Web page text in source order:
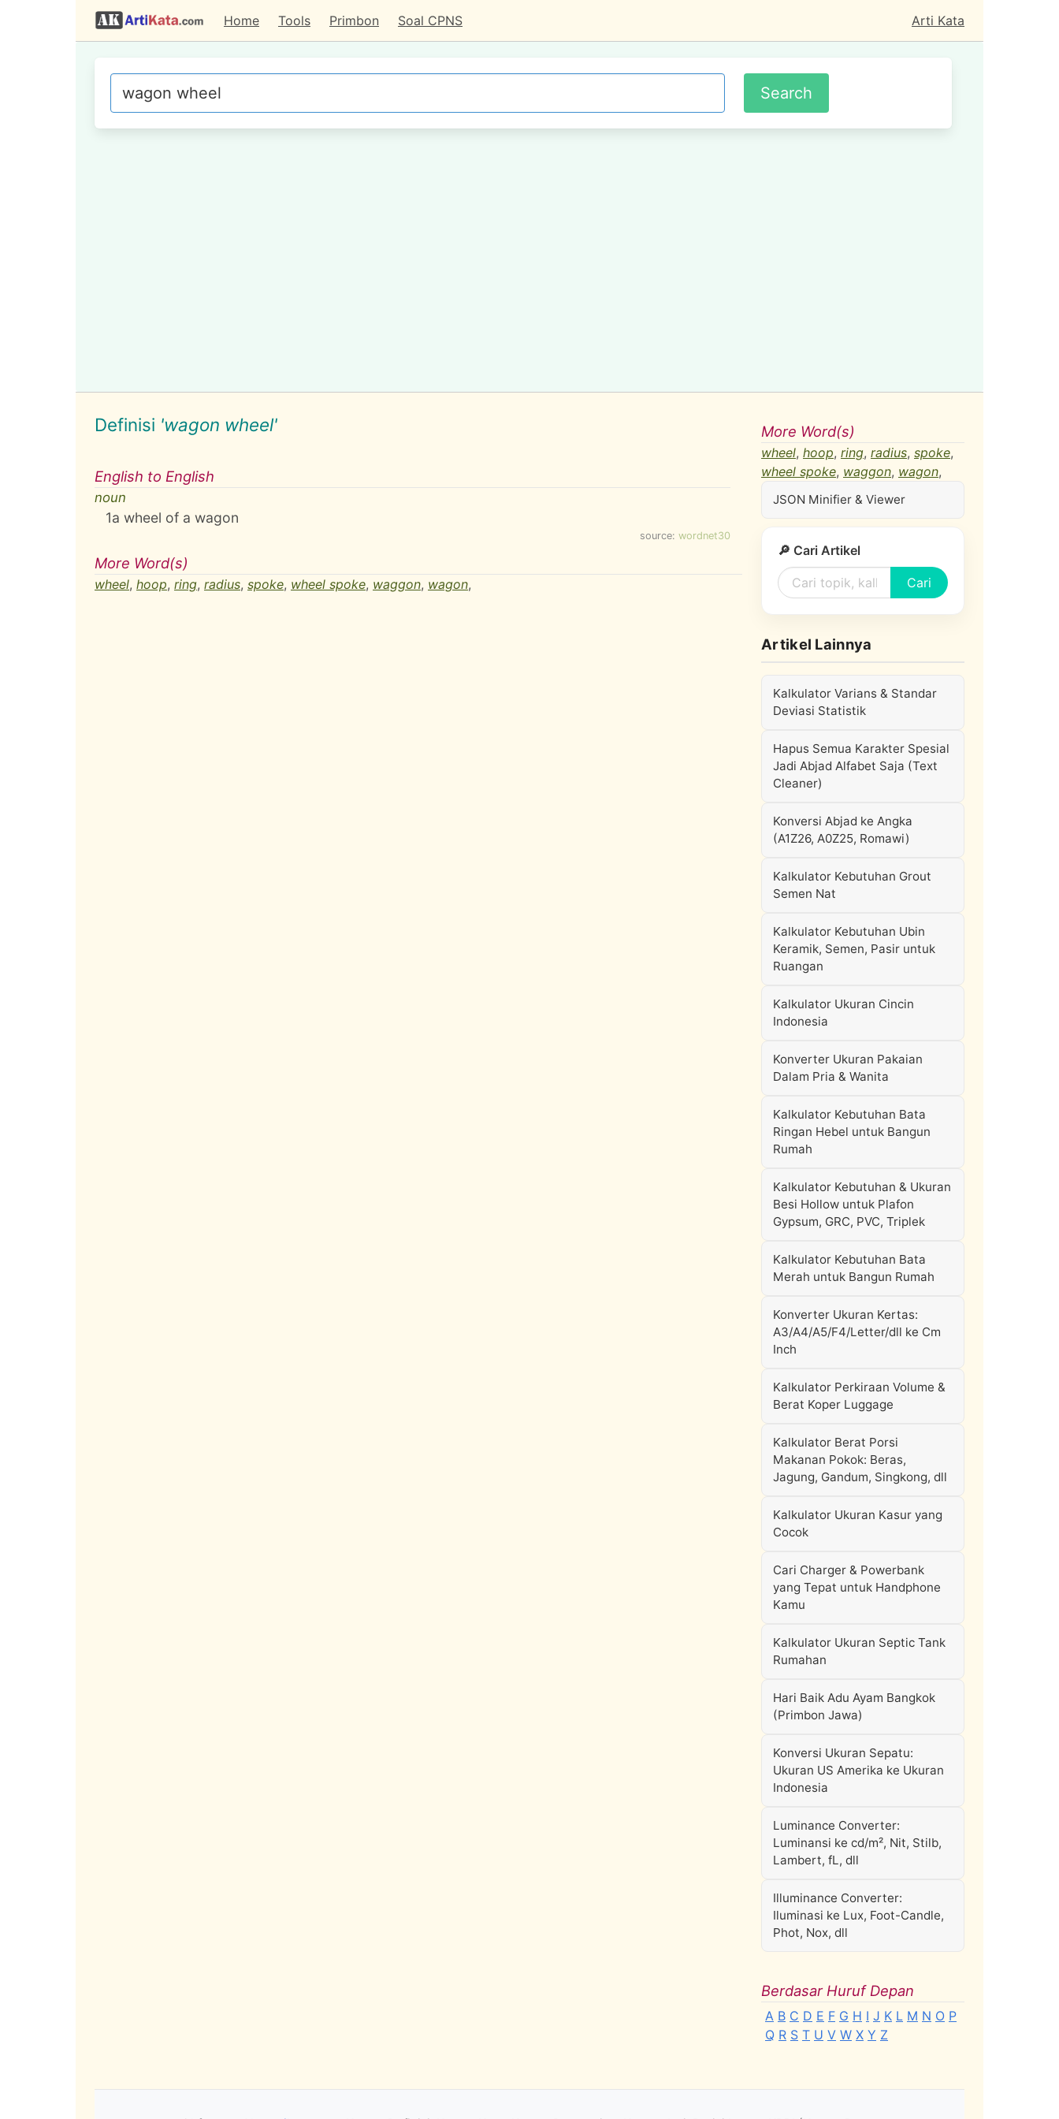
Home Tools Primbon Soal CPNS Arti Kata
Definisi 'wagon wheel'
English to English
noun
1a wheel of a wagon
source: wordnet30
More Word(s)
wheel, hoop, ring, radius, spoke, wheel spoke, waggon, wagon,
More Word(s)
wheel, hoop, ring, radius, spoke,
wheel spoke, waggon, wagon,
JSON Minifier & Viewer
🔎 Cari Artikel
Cari
Artikel Lainnya
Kalkulator Varians & Standar
Deviasi Statistik
Hapus Semua Karakter Spesial
Jadi Abjad Alfabet Saja (Text
Cleaner)
Konversi Abjad ke Angka
(A1Z26, A0Z25, Romawi)
Kalkulator Kebutuhan Grout
Semen Nat
Kalkulator Kebutuhan Ubin
Keramik, Semen, Pasir untuk
Ruangan
Kalkulator Ukuran Cincin
Indonesia
Konverter Ukuran Pakaian
Dalam Pria & Wanita
Kalkulator Kebutuhan Bata
Ringan Hebel untuk Bangun
Rumah
Kalkulator Kebutuhan & Ukuran
Besi Hollow untuk Plafon
Gypsum, GRC, PVC, Triplek
Kalkulator Kebutuhan Bata
Merah untuk Bangun Rumah
Konverter Ukuran Kertas:
A3/A4/A5/F4/Letter/dll ke Cm
Inch
Kalkulator Perkiraan Volume &
Berat Koper Luggage
Kalkulator Berat Porsi
Makanan Pokok: Beras,
Jagung, Gandum, Singkong, dll
Kalkulator Ukuran Kasur yang
Cocok
Cari Charger & Powerbank
yang Tepat untuk Handphone
Kamu
Kalkulator Ukuran Septic Tank
Rumahan
Hari Baik Adu Ayam Bangkok
(Primbon Jawa)
Konversi Ukuran Sepatu:
Ukuran US Amerika ke Ukuran
Indonesia
Luminance Converter:
Luminansi ke cd/m², Nit, Stilb,
Lambert, fL, dll
Illuminance Converter:
Iluminasi ke Lux, Foot-Candle,
Phot, Nox, dll
Berdasar Huruf Depan
A B C D E F G H I J K L M N O P
Q R S T U V W X Y Z